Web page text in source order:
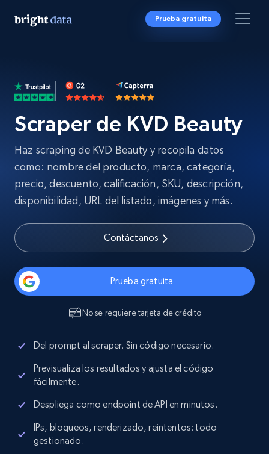
Prueba gratuita
Scraper de KVD Beauty
Haz scraping de KVD Beauty y recopila datos
como: nombre del producto, marca, categoría,
precio, descuento, calificación, SKU, descripción,
disponibilidad, URL del listado, imágenes y más.
Contáctanos
Prueba gratuita
No se requiere tarjeta de crédito
Del prompt al scraper. Sin código necesario.
Previsualiza los resultados y ajusta el código
fácilmente.
Despliega como endpoint de API en minutos.
IPs, bloqueos, renderizado, reintentos: todo
gestionado.